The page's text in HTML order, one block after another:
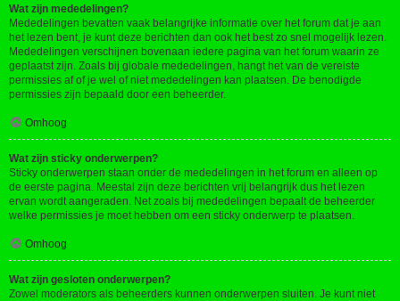
Wat zijn mededelingen?
Mededelingen bevatten vaak belangrijke informatie over het forum dat je aan
het lezen bent, je kunt deze berichten dan ook het best zo snel mogelijk lezen.
Mededelingen verschijnen bovenaan iedere pagina van het forum waarin ze
geplaatst zijn. Zoals bij globale mededelingen, hangt het van de vereiste
permissies af of je wel of niet mededelingen kan plaatsen. De benodigde
permissies zijn bepaald door een beheerder.
Omhoog
Wat zijn sticky onderwerpen?
Sticky onderwerpen staan onder de mededelingen in het forum en alleen op
de eerste pagina. Meestal zijn deze berichten vrij belangrijk dus het lezen
ervan wordt aangeraden. Net zoals bij mededelingen bepaalt de beheerder
welke permissies je moet hebben om een sticky onderwerp te plaatsen.
Omhoog
Wat zijn gesloten onderwerpen?
Zowel moderators als beheerders kunnen onderwerpen sluiten. Je kunt niet